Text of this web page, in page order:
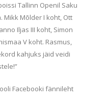
Tallinn Openil Saku
Mikk Mõlder I koht, Ott
Iljas III koht, Simon
V koht. Rasmus,
kahjuks jäid veidi
Facebooki fännileht